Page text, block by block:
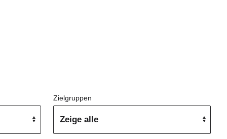
Zielgruppen